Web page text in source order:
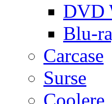
DVD
Blu-
Carcase
Surse